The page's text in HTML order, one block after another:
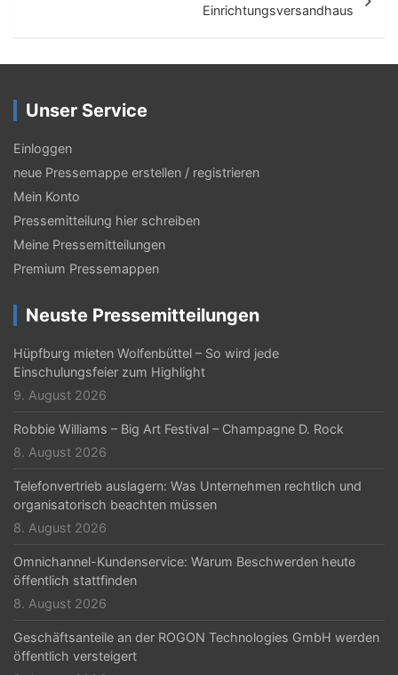
r
g
s
-
N
a
v
g
a
t
i
o
Einrichtungsversandhaus
Unser Service
Einloggen
neue Pressemappe erstellen / registrieren
Mein Konto
Pressemitteilung hier schreiben
Meine Pressemitteilungen
Premium Pressemappen
Neuste Pressemitteilungen
Hüpfburg mieten Wolfenbüttel – So wird jede
Einschulungsfeier zum Highlight
9. August 2026
Robbie Williams – Big Art Festival – Champagne D. Rock
8. August 2026
Telefonvertrieb auslagern: Was Unternehmen rechtlich und
organisatorisch beachten müssen
8. August 2026
Omnichannel-Kundenservice: Warum Beschwerden heute
öffentlich stattfinden
8. August 2026
Geschäftsanteile an der ROGON Technologies GmbH werden
öffentlich versteigert